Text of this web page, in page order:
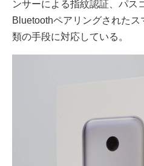
ンサーによる指紋認証、パス
Bluetoothペアリングされた
類の手段に対応している。